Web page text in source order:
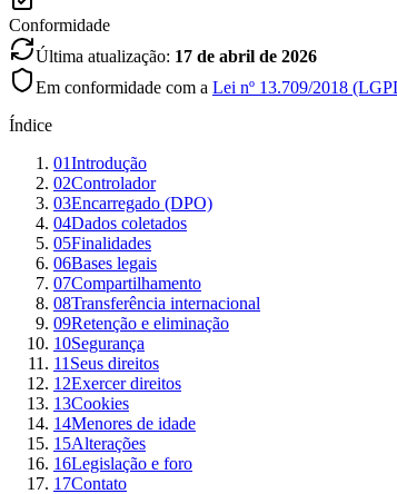
Conformidade
Última atualização: 17 de abril de 2026
Em conformidade com a Lei nº 13.709/2018
Índice
01Introdução
02Controlador
03Encarregado (DPO)
04Dados coletados
05Finalidades
06Bases legais
07Compartilhamento
08Transferência internacional
09Retenção e eliminação
10Segurança
11 Seus direitos
12Exercer direitos
13Cookies
14Menores de idade
15Alterações
16Legislação e foro
17Contato